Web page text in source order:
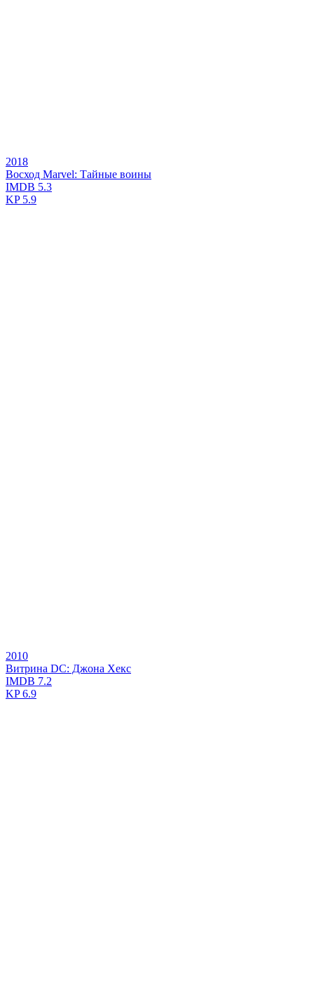
2018
Восход Marvel: Тайные воины
IMDB 5.3
KP5.9
2010
Витрина DC: Джона Хекс
IMDB 7.2
KP6.9